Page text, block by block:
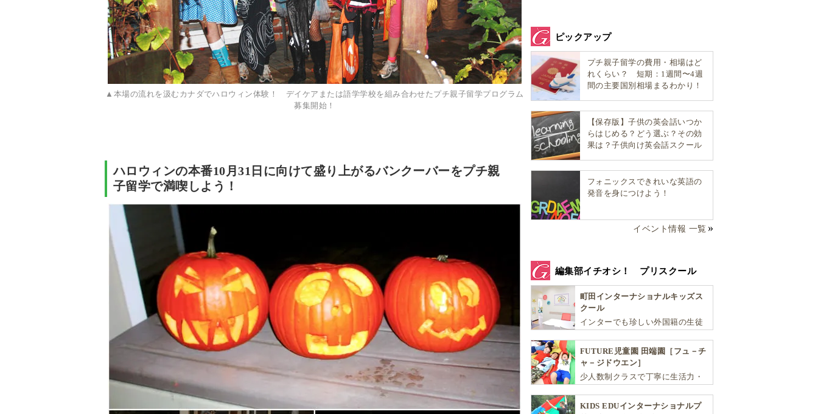
▲本場の流れを汲むカナダでハロウィン体験！ デイケアまたは語学学校を組み合わせたプチ親子留学プログラム
募集開始！
ハロウィンの本番10月31日に向けて盛り上がるバンクーバーをプチ親
子留学で満喫しよう！
ピックアップ
プチ親子留学の費用・相場はど
れくらい？ 短期：1週間〜4週
間の主要国別相場まるわかり！
【保存版】子供の英会話いつか
らはじめる？どう選ぶ？その効
果は？子供向け英会話スクール
フォニックスできれいな英語の
発音を身につけよう！
イベント情報 一覧
編集部イチオシ！ プリスクール
町田インターナショナルキッズス
クール
インターでも珍しい外国籍の生徒
境が魅力の「町田インターナショ
ナルキッズスクール」。
FUTURE児童園 田端園［フュ－チ
ャ－ジドウエン］
少人数制クラスで丁寧に生活力・
能性を広げます！
KIDS EDUインターナショナルプ